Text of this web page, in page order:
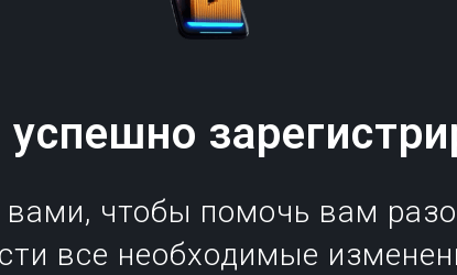
чтобы помочь вам
все необходимые